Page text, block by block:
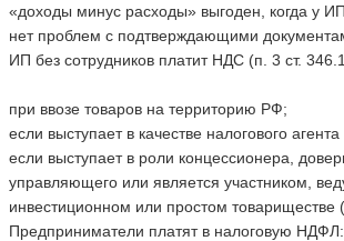
«доходы минус расходы» выгоден, когда у
нет проблем с подтверждающими
ИП без сотрудников платит НДС (п. 3 ст.
при ввозе товаров на территорию РФ;
если выступает в качестве налогового
если выступает в роли концессионера,
управляющего или является участником,
инвестиционном или простом товариществе
Предприниматели платят в налоговую НДФЛ: